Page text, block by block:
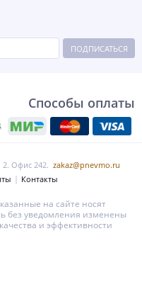
ПОДПИСАТЬСЯ
Способы оплаты
2. Офис 242. zakaz@pnevmo.ru
Контакты
на сайте носят
без уведомления изменены
и эффективности